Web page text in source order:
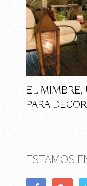
EL MIMBRE,
PARA
ESTAMOS